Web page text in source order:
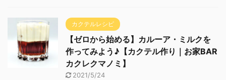
カクテルレシピ
【ゼロから始める】カルーア・ミルクを
作ってみよう♪【カクテル作り｜お家BAR
カクレクマノミ】
2021/5/24